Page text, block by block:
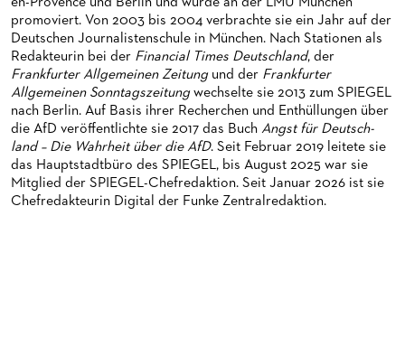
HAPPY NEW EARS
FÜHRUNGEN EXKLUSIV FÜR ABONNENT*INNEN
FRIEDMAN IN DER OPER
MUSEUMSUFERFEST 2026
BRÜCHE – DEMORKATIE IN ZEITEN IHRER REGRESSION
SILVESTERFEIER
FÜR ERWACHSENE
FÜR KITAS UND SCHULEN
PRODUKTIONS­TEAMS
DIRIGENTEN / REPETITOREN
OPERNSTUDIO
THEATERLEITUNG
KÜNSTLERISCHER BETRIEB OPER
STÄDTISCHE BÜHNEN FRANKFURT GMBH
promoviert. Von 2003 bis 2004 verbrachte sie ein Jahr auf der
Deutschen Journalisten­schule in München. Nach Stationen als
Redakteurin bei der Financial Times Deutschland, der
Frankfurter Allgemeinen Zeitungund der Frankfurter
Allgemeinen Sonntags­zeitungwechselte sie 2013 zum SPIEGEL
nach Berlin. Auf Basis ihrer Recherchen und Enthüllungen über
die AfD veröffent­lichte sie 2017 das Buch Angst für Deutsch­
land – Die Wahrheit über die AfD. Seit Februar 2019 leitete sie
das Haupt­stadt­büro des SPIEGEL, bis August 2025 war sie
Mitglied der SPIEGEL-Chef­redaktion. Seit Januar 2026 ist sie
Chefredakteurin Digital der Funke Zentralredaktion.